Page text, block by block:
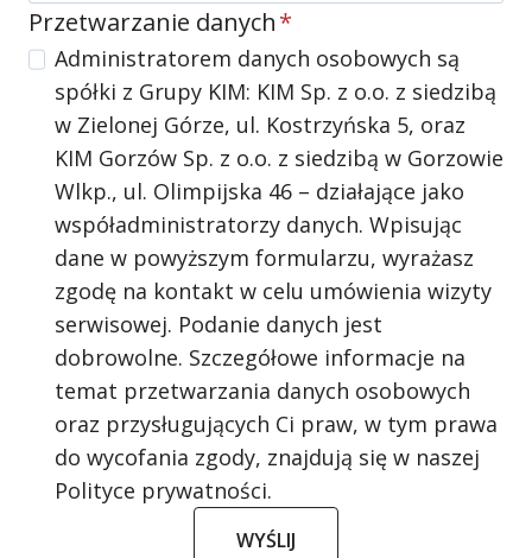
Przetwarzanie danych*
Administratorem danych osobowych są
spółki z Grupy KIM: KIM Sp. z o.o. z siedzibą
w Zielonej Górze, ul. Kostrzyńska 5, oraz
KIM Gorzów Sp. z o.o. z siedzibą w Gorzowie
Wlkp., ul. Olimpijska 46 – działające jako
współadministratorzy danych. Wpisując
dane w powyższym formularzu, wyrażasz
zgodę na kontakt w celu umówienia wizyty
serwisowej. Podanie danych jest
dobrowolne. Szczegółowe informacje na
temat przetwarzania danych osobowych
oraz przysługujących Ci praw, w tym prawa
do wycofania zgody, znajdują się w naszej
Polityce prywatności.
WYŚLIJ